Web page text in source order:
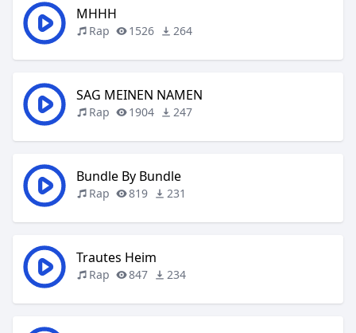
MHHH
Rap 1526 264
SAG MEINEN NAMEN
Rap 1904 247
Bundle By Bundle
Rap 819 231
Trautes Heim
Rap 847 234